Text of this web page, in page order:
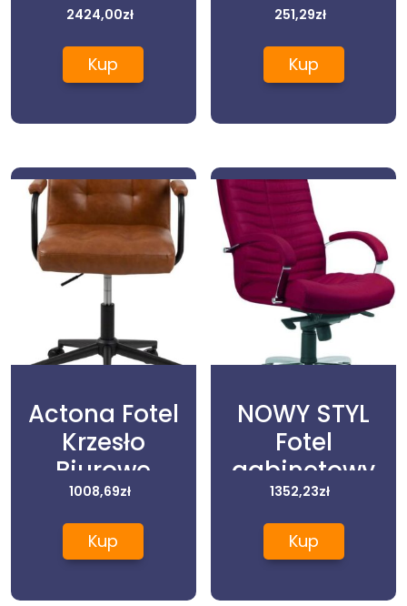
2424,00zł
Kup
251,29zł
Kup
Actona Fotel
Krzesło
Biurowe
Skóropodobne
Cossye
77X46X59
1008,69zł
Kup
NOWY STYL
Fotel
gabinetowy
ORION steel
chrome z
mechanizmem
1352,23zł
Kup